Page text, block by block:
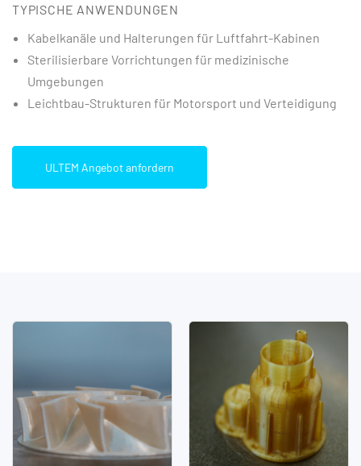
TYPISCHE ANWENDUNGEN
Kabelkanäle und Halterungen für Luftfahrt-Kabinen
Sterilisierbare Vorrichtungen für medizinische
Umgebungen
Leichtbau-Strukturen für Motorsport und Verteidigung
ULTEM Angebot anfordern